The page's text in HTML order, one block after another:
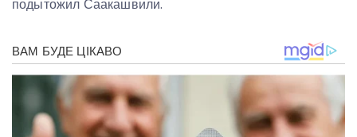
подытожил Саакашвили.